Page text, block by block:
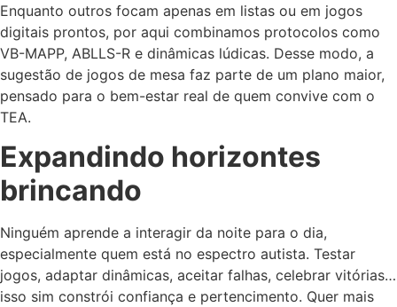
Enquanto outros focam apenas em listas ou em jogos
digitais prontos, por aqui combinamos protocolos como
VB-MAPP, ABLLS-R e dinâmicas lúdicas. Desse modo, a
sugestão de jogos de mesa faz parte de um plano maior,
pensado para o bem-estar real de quem convive com o
TEA.
Expandindo horizontes
brincando
Ninguém aprende a interagir da noite para o dia,
especialmente quem está no espectro autista. Testar
jogos, adaptar dinâmicas, aceitar falhas, celebrar vitórias…
isso sim constrói confiança e pertencimento. Quer mais